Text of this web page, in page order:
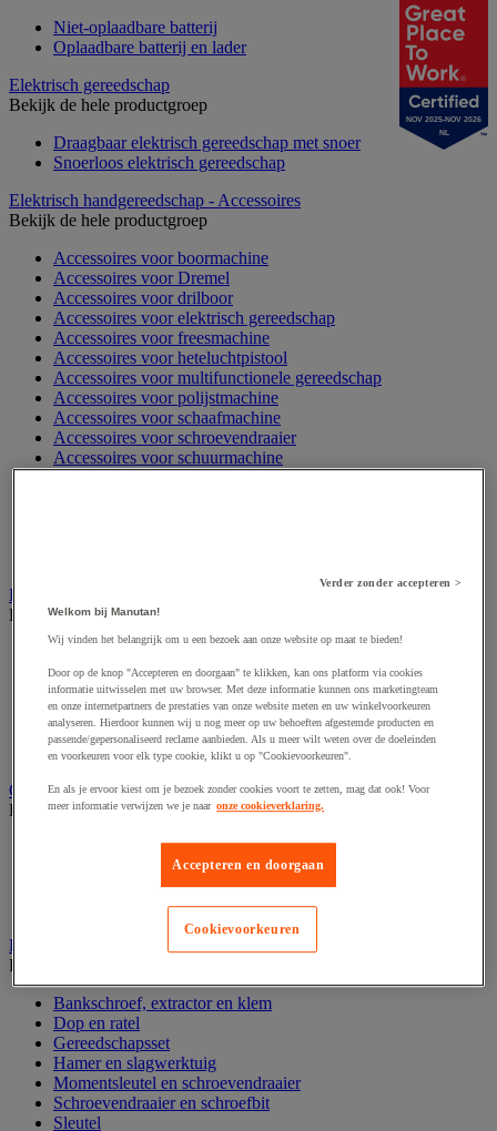
Niet-oplaadbare batterij
Oplaadbare batterij en lader
Elektrisch gereedschap
Bekijk de hele productgroep
Draagbaar elektrisch gereedschap met snoer
Snoerloos elektrisch gereedschap
Elektrisch handgereedschap - Accessoires
Bekijk de hele productgroep
Accessoires voor boormachine
Accessoires voor Dremel
Accessoires voor drilboor
Accessoires voor elektrisch gereedschap
Accessoires voor freesmachine
Accessoires voor heteluchtpistool
Accessoires voor multifunctionele gereedschap
Accessoires voor polijstmachine
Accessoires voor schaafmachine
Accessoires voor schroevendraaier
Accessoires voor schuurmachine
Accessoires voor slijpmachine
Elektrische toebehoren en verlichting
Bekijk de hele productgroep
Batterij, oplader en kabel
Elektrische kabel
Elektrische uitrusting
Verlengsnoer, stekkerdoos en kapelhaspel
Wandcontactdoos en schakelaar
Gereedschap opbergen
Bekijk de hele productgroep
Assortimentsdoos en gereedschapkoffer
Gereedschapskist en opbergtas
Gereedschapskoffer en versterkte kist
Verrijdbare werktafel
Handgereedschap
Bekijk de hele productgroep
Bankschroef, extractor en klem
Dop en ratel
Gereedschapsset
Hamer en slagwerktuig
Momentsleutel en schroevendraaier
Schroevendraaier en schroefbit
Sleutel
NOV 2025-NOV 2026
NL
Verder zonder accepteren >
Welkom bij Manutan!
Wij vinden het belangrijk om u een bezoek aan onze website op maat te bieden!
Door op de knop "Accepteren en doorgaan" te klikken, kan ons platform via cookies
informatie uitwisselen met uw browser. Met deze informatie kunnen ons marketingteam
en onze internetpartners de prestaties van onze website meten en uw winkelvoorkeuren
analyseren. Hierdoor kunnen wij u nog meer op uw behoeften afgestemde producten en
passende/gepersonaliseerd reclame aanbieden. Als u meer wilt weten over de doeleinden
en voorkeuren voor elk type cookie, klikt u op "Cookievoorkeuren".
En als je ervoor kiest om je bezoek zonder cookies voort te zetten, mag dat ook! Voor
meer informatie verwijzen we je naar onze cookieverklaring.
Accepteren en doorgaan
Cookievoorkeuren